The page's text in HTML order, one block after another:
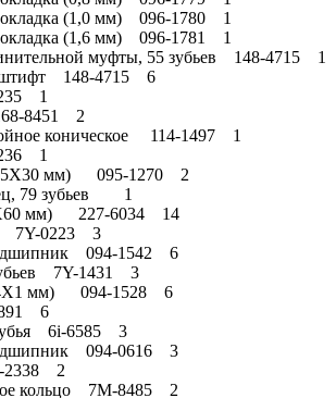
(1,0 мм) 096-1780 1
(1,6 мм) 096-1781 1
муфты, 55 зубьев 148-4715 1
148-4715 6
1
8451 2
коническое 114-1497 1
1
мм) 095-1270 2
79 зубьев 1
мм) 227-6034 14
7Y-0223 3
094-1542 6
7Y-1431 3
мм) 094-1528 6
6
6i-6585 3
094-0616 3
2338 2
кольцо 7M-8485 2